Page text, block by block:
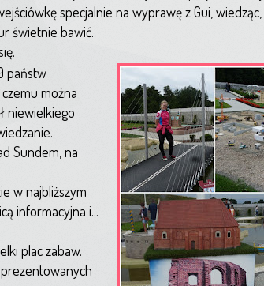
specjalnie na wyprawę z Gui,
świetnie bawić.
państw
można
niewielkiego
Sundem, na
w najbliższym
informacyjna i...
plac zabaw.